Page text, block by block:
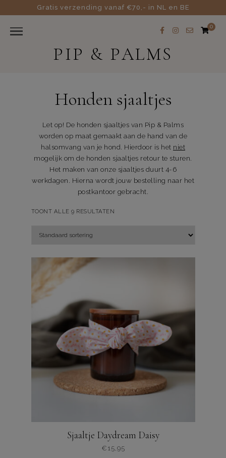
Gratis verzending vanaf €70,- in NL en BE
0
PIP & PALMS
Honden sjaaltjes
Let op! De honden sjaaltjes van Pip & Palms
worden op maat gemaakt aan de hand van de
halsomvang van je hond. Hierdoor is het niet
mogelijk om de honden sjaaltjes retour te sturen.
Het maken van onze sjaaltjes duurt 4-6
werkdagen. Hierna wordt jouw bestelling naar het
postkantoor gebracht.
TOONT ALLE 9 RESULTATEN
Sjaaltje Daydream Daisy
€ 15,95